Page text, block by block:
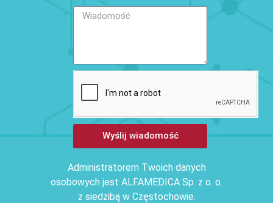
Wyślij wiadomość
Administratorem Twoich danych
osobowych jest ALFAMEDICA Sp. z o. o.
z siedzibą w Częstochowie.